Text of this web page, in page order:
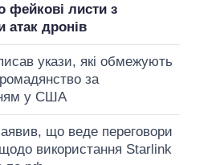
фейкові листи з
атак дронів
укази, які обмежують
за
у США
що веде переговори
використання Starlink